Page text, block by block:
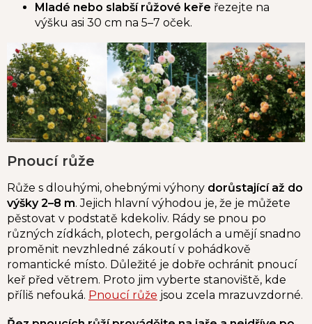
Mladé nebo slabší růžové keře řezejte na
výšku asi 30 cm na 5–7 oček.
Pnoucí růže
Růže s dlouhými, ohebnými výhony dorůstající až do
výšky 2–8 m. Jejich hlavní výhodou je, že je můžete
pěstovat v podstatě kdekoliv. Rády se pnou po
různých zídkách, plotech, pergolách a umějí snadno
proměnit nevzhledné zákoutí v pohádkově
romantické místo. Důležité je dobře ochránit pnoucí
keř před větrem. Proto jim vyberte stanoviště, kde
příliš nefouká. Pnoucí růže jsou zcela mrazuvzdorné.